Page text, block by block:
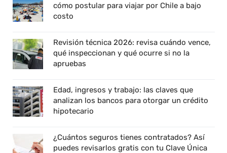
cómo postular para viajar por Chile a bajo
costo
Revisión técnica 2026: revisa cuándo vence,
qué inspeccionan y qué ocurre si no la
apruebas
Edad, ingresos y trabajo: las claves que
analizan los bancos para otorgar un crédito
hipotecario
¿Cuántos seguros tienes contratados? Así
puedes revisarlos gratis con tu Clave Única